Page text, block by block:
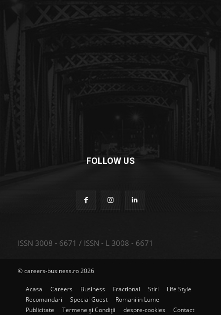
FOLLOW US
ISSN 3008 - 6671 / ISSN - L 3008 - 6671
© careers-business.ro 2026
Acasa Careers Business Fractional Stiri
Life Style
Recomandari
Special Guest
Romani in Lume
Publicitate
Termene și Condiții despre-cookies Contact